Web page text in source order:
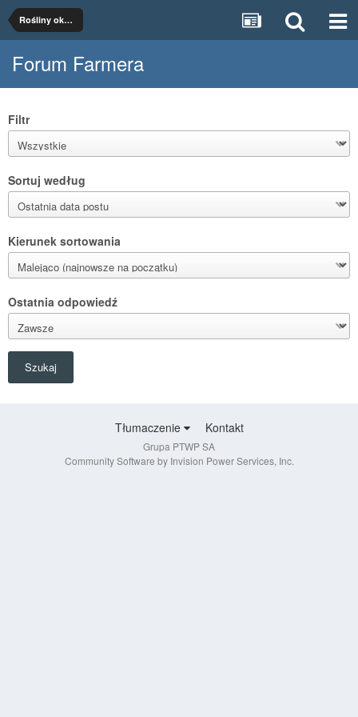
Rośliny okopowe
Forum Farmera
Filtr
Sortuj według
Kierunek sortowania
Ostatnia odpowiedź
Szukaj
Tłumaczenie Kontakt
Grupa PTWP SA
Community Software by Invision Power Services, Inc.